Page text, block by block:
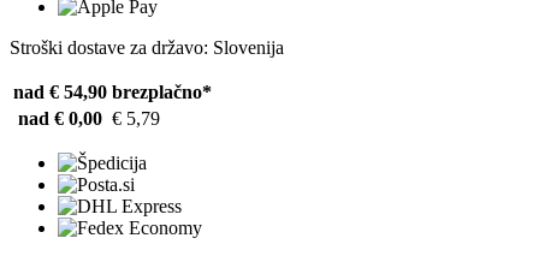
Stroški dostave za državo: Slovenija
nad € 54,90 brezplačno*
nad € 0,00 € 5,79